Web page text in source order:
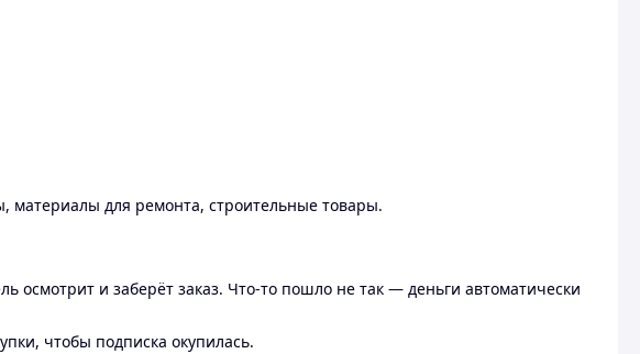
материалы для ремонта, строительные товары.
осмотрит и заберёт заказ. Что-то пошло не так — деньги автоматически
чтобы подписка окупилась.